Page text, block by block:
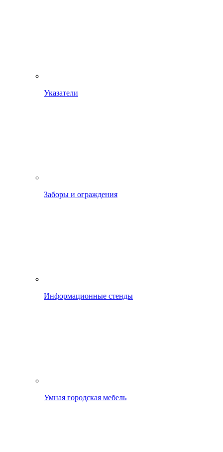
Указатели
Заборы и ограждения
Информационные стенды
Умная городская мебель